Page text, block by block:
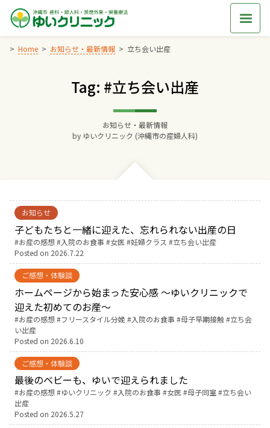
Skip
content
Home お知らせ・最新情報 立ち会い出産
Tag: #立ち会い出産
お知らせ・最新情報
by ゆいクリニック (沖縄市の産婦人科)
お知らせ
子どもたちと一緒に迎えた、忘れられない出産の日
Tags:
お産の感想 入院のお食事 女医 妊婦クラス
立ち会い出産
Posted on 2026.7.22
ご感想・体験談
ホームページから始まった安心感 ～ゆいクリニックで
迎えた初めてのお産～
Tags:
お産の感想 フリースタイル分娩 入院のお食事 母子早期接触
立ち会
い出産
Posted on 2026.6.10
ご感想・体験談
最後のベビーも、ゆいで迎えられました
Tags:
お産の感想 ゆいクリニック 入院のお食事 女医 母子同室
立ち会い
出産
Posted on 2026.5.27
Home
交通アクセス
診療料金
妊婦健診
お産について
予防接種